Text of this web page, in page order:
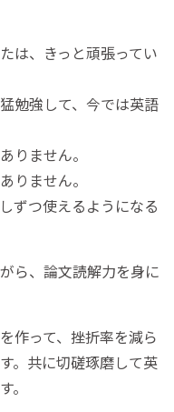
は、きっと頑張ってい
勉強して、今では英語
りません。
りません。
ずつ使えるようになる
ら、論文読解力を身に
作って、挫折率を減ら
。共に切磋琢磨して英
。